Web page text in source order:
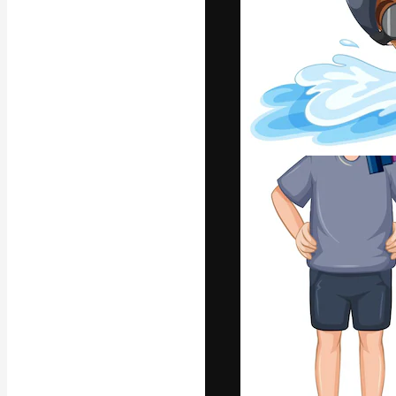
La plataforma
trabajo. Más
entre
estudios.
Español
Copyright © 2010-